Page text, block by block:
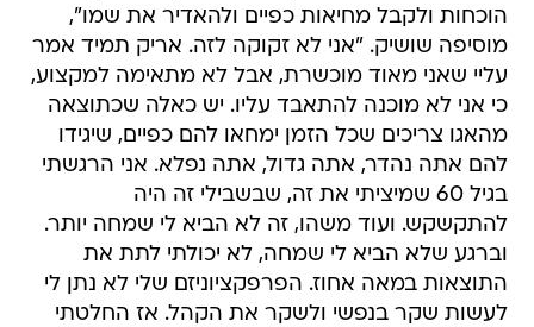
הוכחות ולקבל מחיאות כפיים ולהאדיר את שמו",
מוסיפה שושיק. "אני לא זקוקה לזה. אריק תמיד אמר
עליי שאני מאוד מוכשרת, אבל לא מתאימה למקצוע,
כי אני לא מוכנה להתאבד עליו. יש כאלה שכתוצאה
מהאגו צריכים שכל הזמן ימחאו להם כפיים, שיגידו
להם אתה נהדר, אתה גדול, אתה נפלא. אני הרגשתי
בגיל 60 שמיציתי את זה, שבשבילי זה היה
להתקשקש. ועוד משהו, זה לא הביא לי שמחה יותר.
וברגע שלא הביא לי שמחה, לא יכולתי לתת את
התוצאות במאה אחוז. הפרפקציוניזם שלי לא נתן לי
לעשות שקר בנפשי ולשקר את הקהל. אז החלטתי